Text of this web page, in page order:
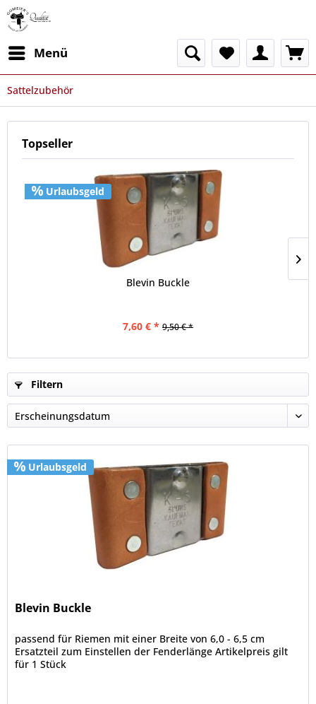
Menü
Sattelzubehör
Topseller
Urlaubsgeld
Blevin Buckle
7,60 € * 9,50 € *
Filtern
Urlaubsgeld
Blevin Buckle
passend für Riemen mit einer Breite von 6,0 - 6,5 cm
Ersatzteil zum Einstellen der Fenderlänge Artikelpreis gilt
für 1 Stück